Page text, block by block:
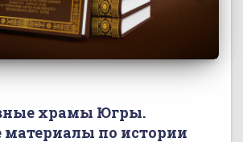
храмы Югры.
по истории